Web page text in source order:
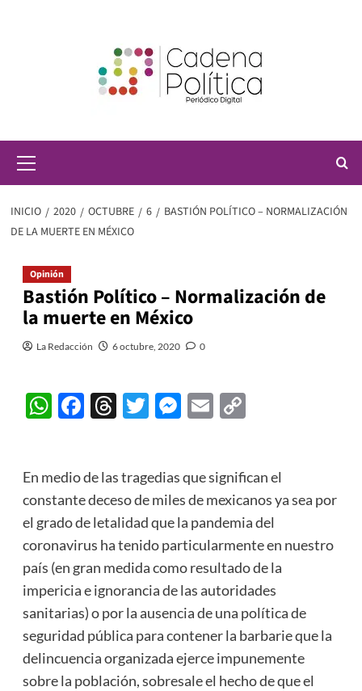
principal
INICIO 2020 OCTUBRE 6
BASTIÓN POLÍTICO – NORMALIZACIÓN
DE LA MUERTE EN MÉXICO
Opinión
Bastión Político – Normalización de
la muerte en México
La Redacción 6 octubre, 2020 0
WhatsApp
Facebook
Threads
Twitter
Messenger
EmailCopy
En medio de las tragedias que significan el
constante deceso de miles de mexicanos ya sea por
el grado de letalidad que la pandemia del
coronavirus ha tenido particularmente en nuestro
país (en gran medida como resultado de la
impericia e ignorancia de las autoridades
sanitarias) o por la ausencia de una política de
seguridad pública para contener la barbarie que la
delincuencia organizada ejerce impunemente
sobre la población, sobresale el hecho de que el